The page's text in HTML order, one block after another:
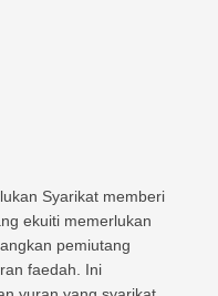
Syarikat memberi
ekuiti memerlukan
pemiutang
faedah. Ini